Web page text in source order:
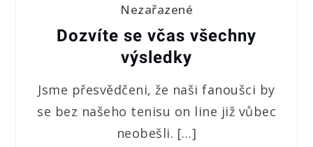
Nezařazené
Dozvíte se včas všechny
výsledky
Jsme přesvědčeni, že naši fanoušci by
se bez našeho tenisu on line již vůbec
neobešli. […]